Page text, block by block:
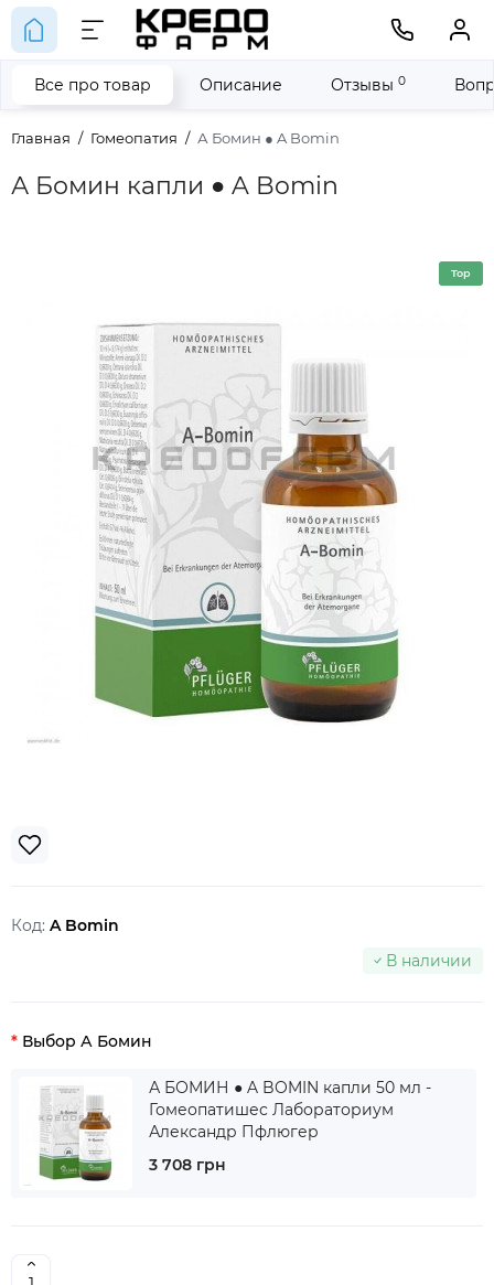
Главная Гомеопатия А Бомин ● A Bomin
А Бомин капли ● A Bomin
Все про товар Описание Отзывы 0
Top
Код: A Bomin
В наличии
Выбор А Бомин
А БОМИН ● A BOMIN капли 50 мл -
Гомеопатишес Лабораториум
Александр Пфлюгер
3 708 грн